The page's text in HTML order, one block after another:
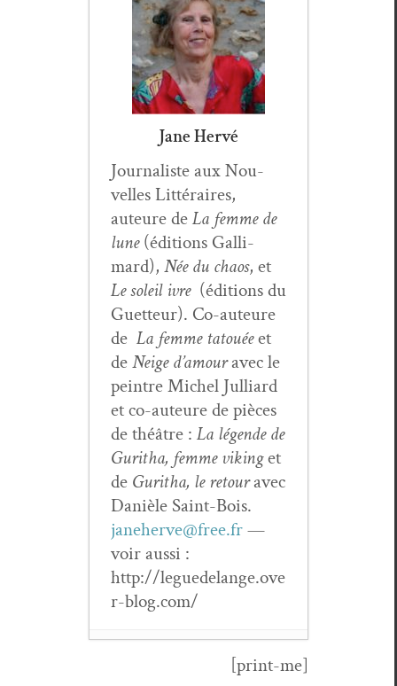
Jane Hervé
Jour­nal­iste aux Nou­
velles Lit­téraires,
auteure deLa femme de
lune(édi­tions Gal­li­
mard), Née du chaos, et
Le soleil ivre(édi­tions du
Guet­teur). Co-auteure
de La femme tatouéeet
deNeige d’amouravec le
pein­tre Michel Jul­liard
et co-auteure de pièces
de théâtre : La légende de
Guritha, femme vikinget
de Guritha, le retouravec
Danièle Saint-Bois.
janeherve@free.fr—
voir aus­si :
http://leguedelange.ove
r-blog.com/
Dis­so­
[print-me]